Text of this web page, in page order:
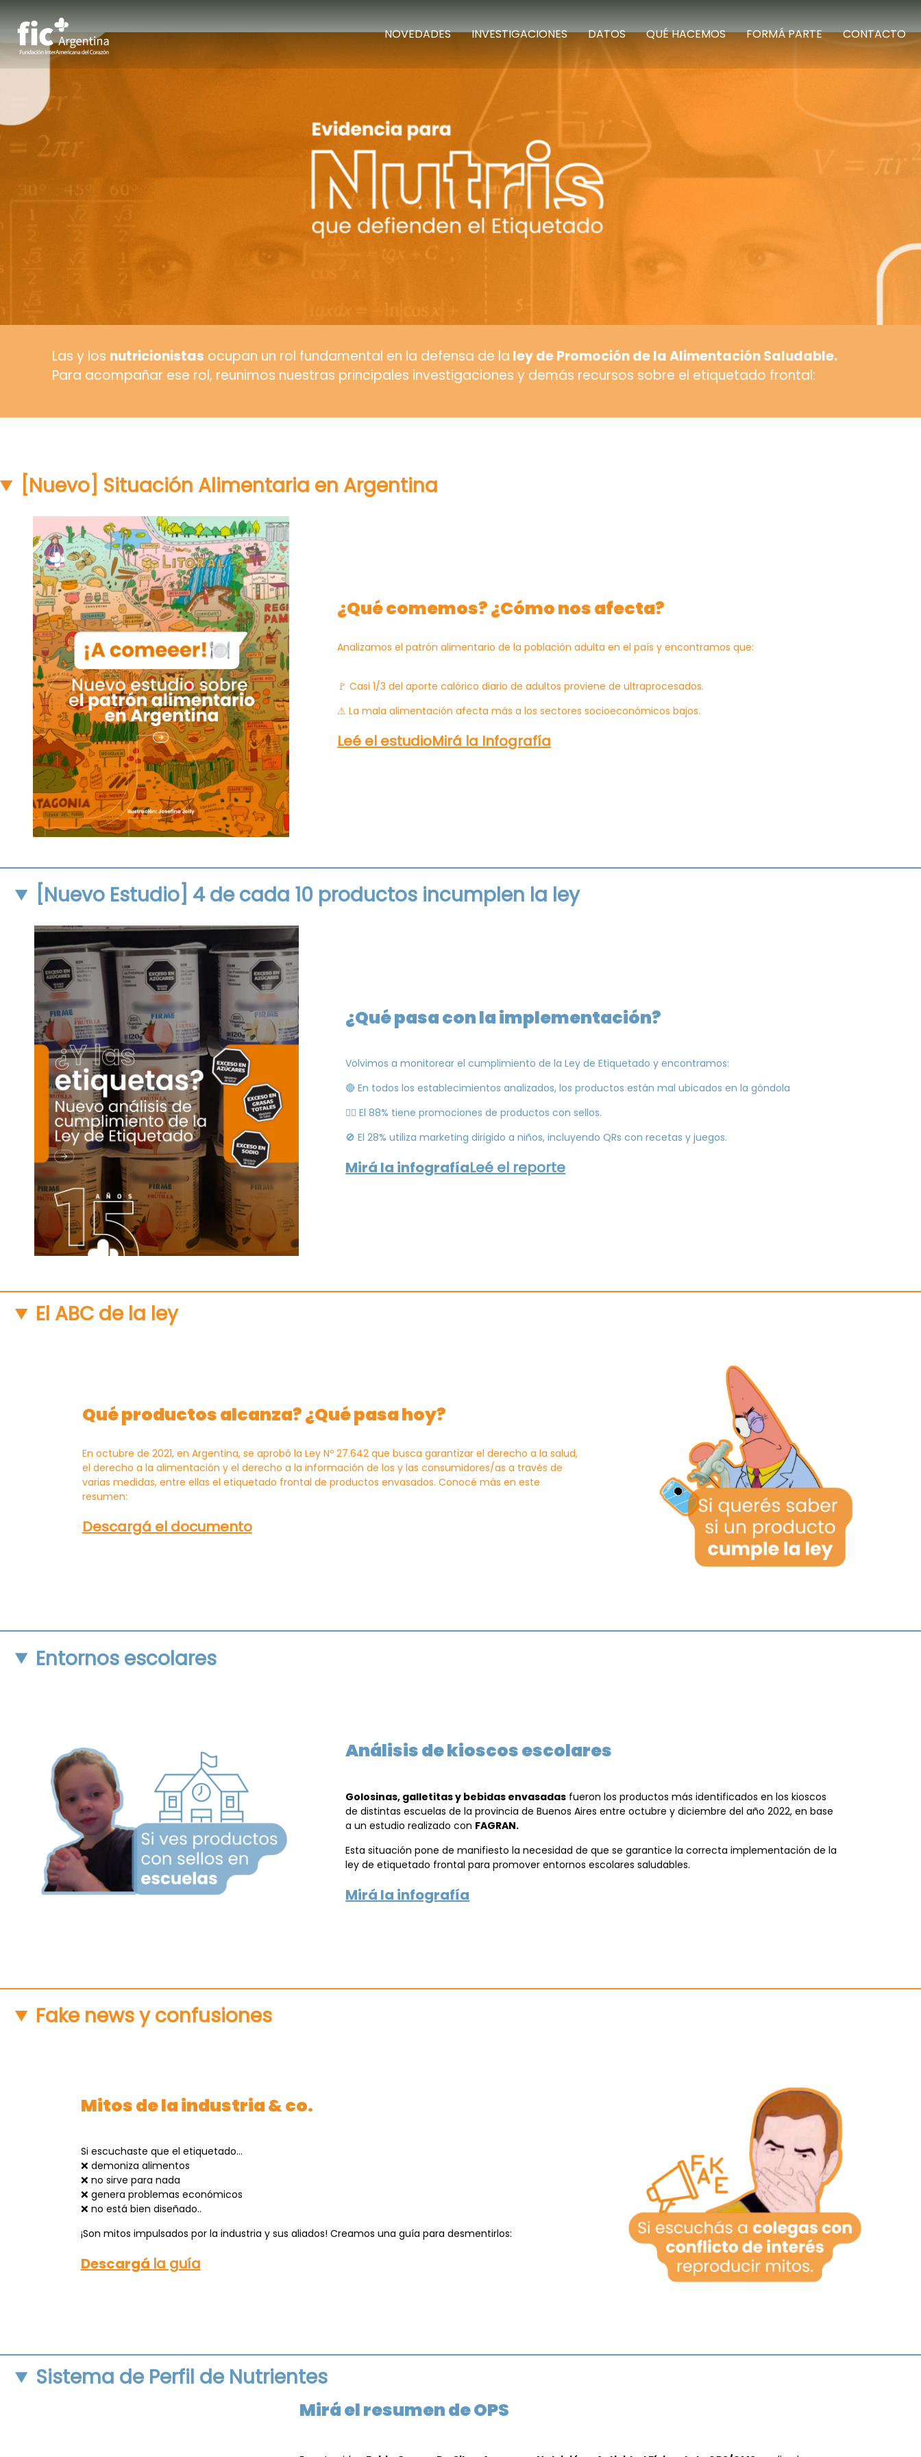
NOVEDADES INVESTIGACIONES DATOS QUÉ HACEMOS FORMÁ PARTE CONTACTO
Las y los nutricionistas ocupan un rol fundamental en la defensa de la ley de Promoción de la Alimentación Saludable.
Para acompañar ese rol, reunimos nuestras principales investigaciones y demás recursos sobre el etiquetado frontal:
[Nuevo] Situación Alimentaria en Argentina
¿Qué comemos? ¿Cómo nos afecta?
Analizamos el patrón alimentario de la población adulta en el país y encontramos que:
🚩 Casi 1/3 del aporte calórico diario de adultos proviene de ultraprocesados.
⚠ La mala alimentación afecta más a los sectores socioeconómicos bajos.
Leé el estudioMirá la Infografía
[Nuevo Estudio] 4 de cada 10 productos incumplen la ley
¿Qué pasa con la implementación?
Volvimos a monitorear el cumplimiento de la Ley de Etiquetado y encontramos:
🔴 En todos los establecimientos analizados, los productos están mal ubicados en la góndola
🕵️‍♀️ El 88% tiene promociones de productos con sellos.
🚫 El 28% utiliza marketing dirigido a niños, incluyendo QRs con recetas y juegos.
Mirá la infografíaLeé el reporte
El ABC de la ley
Qué productos alcanza? ¿Qué pasa hoy?
En octubre de 2021, en Argentina, se aprobó la Ley Nº 27.642 que busca garantizar el derecho a la salud,
el derecho a la alimentación y el derecho a la información de los y las consumidores/as a través de
varias medidas, entre ellas el etiquetado frontal de productos envasados. Conocé más en este
resumen:
Descargá el documento
Entornos escolares
Análisis de kioscos escolares
Golosinas, galletitas y bebidas envasadas fueron los productos más identificados en los kioscos
de distintas escuelas de la provincia de Buenos Aires entre octubre y diciembre del año 2022, en base
a un estudio realizado con FAGRAN.
Esta situación pone de manifiesto la necesidad de que se garantice la correcta implementación de la
ley de etiquetado frontal para promover entornos escolares saludables.
Mirá la infografía
Fake news y confusiones
Mitos de la industria & co.
Si escuchaste que el etiquetado…
❌ demoniza alimentos
❌ no sirve para nada
❌ genera problemas económicos
❌ no está bien diseñado..
¡Son mitos impulsados por la industria y sus aliados! Creamos una guía para desmentirlos:
Descargá la guía
Sistema de Perfil de Nutrientes
Mirá el resumen de OPS